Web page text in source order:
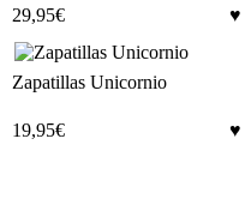
29,95€
Zapatillas Unicornio
19,95€